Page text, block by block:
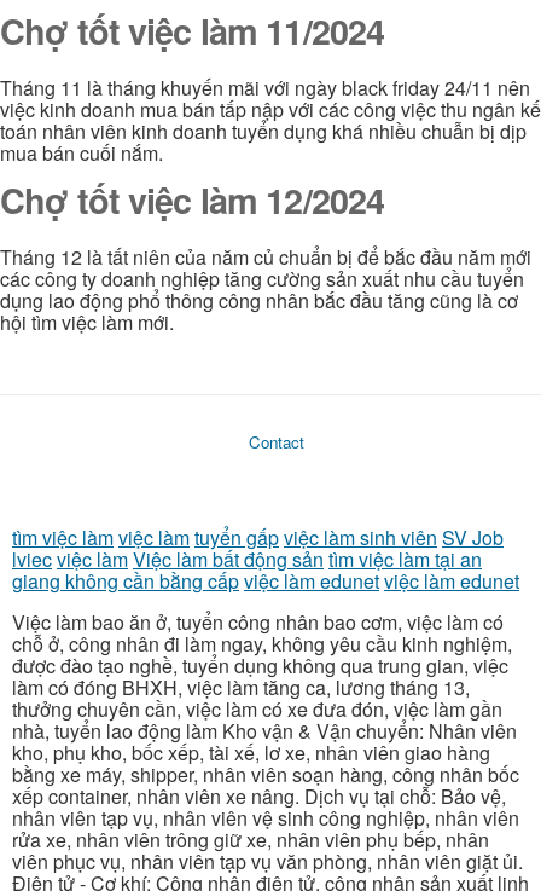
Chợ tốt việc làm 11/2024
Tháng 11 là tháng khuyến mãi với ngày black friday 24/11 nên
việc kinh doanh mua bán tấp nập với các công việc thu ngân kế
toán nhân viên kinh doanh tuyển dụng khá nhiều chuẫn bị dịp
mua bán cuối nắm.
Chợ tốt việc làm 12/2024
Tháng 12 là tất niên của năm củ chuẩn bị để bắc đầu năm mới
các công ty doanh nghiệp tăng cường sản xuất nhu cầu tuyển
dụng lao động phổ thông công nhân bắc đầu tăng cũng là cơ
hội tìm việc làm mới.
Contact
tìm việc làmviệc làmtuyển gấpviệc làm sinh viên SV Job
lviecviệc làmViệc làm bất động sản tìm việc làm tại an
giang không cần bằng cấpviệc làm edunetviệc làm edunet
Việc làm bao ăn ở, tuyển công nhân bao cơm, việc làm có
chỗ ở, công nhân đi làm ngay, không yêu cầu kinh nghiệm,
được đào tạo nghề, tuyển dụng không qua trung gian, việc
làm có đóng BHXH, việc làm tăng ca, lương tháng 13,
thưởng chuyên cần, việc làm có xe đưa đón, việc làm gần
nhà, tuyển lao động làm Kho vận & Vận chuyển: Nhân viên
kho, phụ kho, bốc xếp, tài xế, lơ xe, nhân viên giao hàng
bằng xe máy, shipper, nhân viên soạn hàng, công nhân bốc
xếp container, nhân viên xe nâng. Dịch vụ tại chỗ: Bảo vệ,
nhân viên tạp vụ, nhân viên vệ sinh công nghiệp, nhân viên
rửa xe, nhân viên trông giữ xe, nhân viên phụ bếp, nhân
viên phục vụ, nhân viên tạp vụ văn phòng, nhân viên giặt ủi.
Điện tử - Cơ khí: Công nhân điện tử, công nhân sản xuất linh